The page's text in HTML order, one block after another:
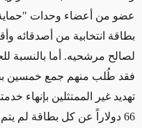
عضو من أعضاء وحدات
بطاقة انتخابية من أصدقائه
لصالح مرشحيه. أما بالنسبة
فقد طُلب منهم جمع خمسين
تهديد غير الممتثلين بإنهاء
66 دولاراً عن كل بطاقة لم